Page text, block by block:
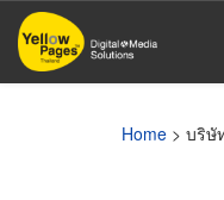
Skip
main
Home > บริษั